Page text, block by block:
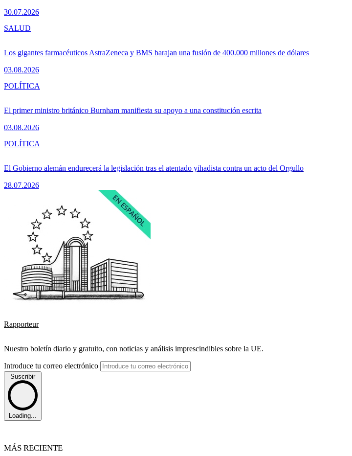
30.07.2026
Los gigantes farmacéuticos AstraZeneca y BMS barajan una fusión de 400.000 millones de dólares
03.08.2026
SALUD
El primer ministro británico Burnham manifiesta su apoyo a una constitución escrita
03.08.2026
POLÍTICA
El Gobierno alemán endurecerá la legislación tras el atentado yihadista contra un acto del Orgullo
28.07.2026
POLÍTICA
Rapporteur
Nuestro boletín diario y gratuito, con noticias y análisis imprescindibles sobre la UE.
Introduce tu correo electrónico
Suscribir
Loading...
MÁS RECIENTE